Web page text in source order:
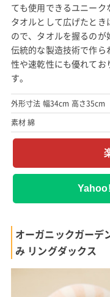
ても使用できるユニーク
タオルとして広げたと
ので、タオルを握るのが
伝統的な製造技術で作
性や速乾性にも優れて
す。
外形寸法 幅34cm 高さ35cm
素材 綿
オーガニックガーデ
み リングダックス